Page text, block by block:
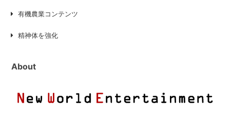
有機農業コンテンツ
精神体を強化
About